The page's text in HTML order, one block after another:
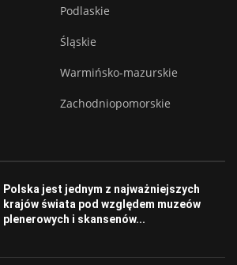
Podlaskie
Śląskie
Warmińsko-mazurskie
Zachodniopomorskie
Polska jest jednym z najważniejszych
krajów świata pod względem muzeów
plenerowych i skansenów...